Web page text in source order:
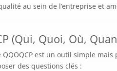
au sein de l’entreprise et
(Qui, Quoi, Où,
QQOQCP est un outil simple
des questions clés :